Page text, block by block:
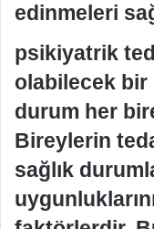
edinmeleri
psikiyatrik
olabilecek bir
durum her
Bireylerin
sağlık